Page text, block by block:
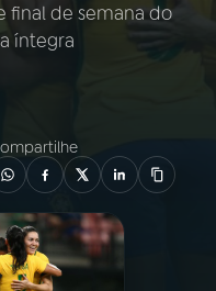
final de semana do
íntegra